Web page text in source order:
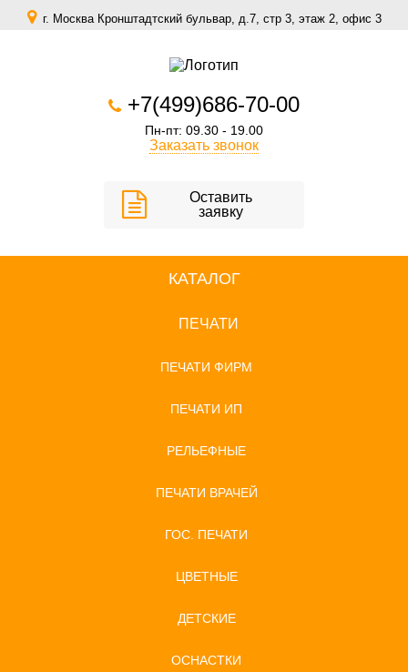
г. Москва Кронштадтский бульвар, д.7, стр 3, этаж 2, офис 3
+7(499)686-70-00
Пн-пт: 09.30 - 19.00
Заказать звонок
Оставить
заявку
КАТАЛОГ
ПЕЧАТИ
ПЕЧАТИ ФИРМ
ПЕЧАТИ ИП
РЕЛЬЕФНЫЕ
ПЕЧАТИ ВРАЧЕЙ
ГОС. ПЕЧАТИ
ЦВЕТНЫЕ
ДЕТСКИЕ
ОСНАСТКИ